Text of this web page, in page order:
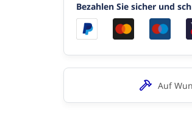
Auf
Bezahlen Sie sicher und